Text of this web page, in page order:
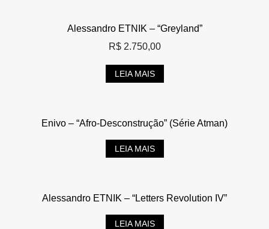
Alessandro ETNIK – “Greyland”
R$2.750,00
LEIA MAIS
Enivo – “Afro-Desconstrução” (Série Atman)
LEIA MAIS
Alessandro ETNIK – “Letters Revolution IV”
LEIA MAIS